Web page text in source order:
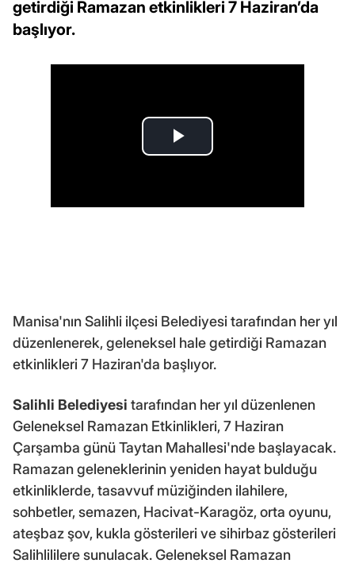
getirdiği Ramazan etkinlikleri 7 Haziran’da
başlıyor.
Manisa'nın Salihli ilçesi Belediyesi tarafından her yıl
düzenlenerek, geleneksel hale getirdiği Ramazan
etkinlikleri 7 Haziran'da başlıyor.
Salihli Belediyesi tarafından her yıl düzenlenen
Geleneksel Ramazan Etkinlikleri, 7 Haziran
Çarşamba günü Taytan Mahallesi'nde başlayacak.
Ramazan geleneklerinin yeniden hayat bulduğu
etkinliklerde, tasavvuf müziğinden ilahilere,
sohbetler, semazen, Hacivat-Karagöz, orta oyunu,
ateşbaz şov, kukla gösterileri ve sihirbaz gösterileri
Salihlililere sunulacak. Geleneksel Ramazan